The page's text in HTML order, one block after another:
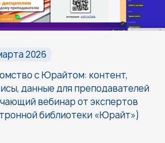
2026
с Юрайтом: контент,
данные для преподавателей
вебинар от экспертов
библиотеки «Юрайт»)